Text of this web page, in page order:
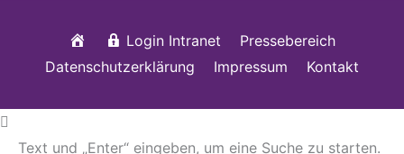
StartseiteLogin Intranet
Pressebereich
Datenschutzerklärung
Impressum Kontakt
Text und „Enter“ eingeben, um eine Suche zu starten.